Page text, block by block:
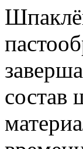
состав